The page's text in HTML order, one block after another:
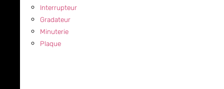
Interrupteur
Gradateur
Minuterie
Plaque